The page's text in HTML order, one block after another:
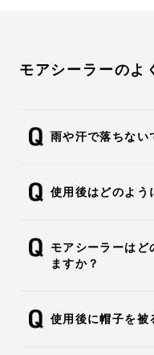
モアシーラーのよ
雨や汗で落ちない
使用後はどのよう
モアシーラーはど
ますか？
使用後に帽子を被